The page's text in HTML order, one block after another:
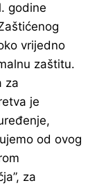
godine
vrijedno
zaštitu.
za
je
od ovog
za